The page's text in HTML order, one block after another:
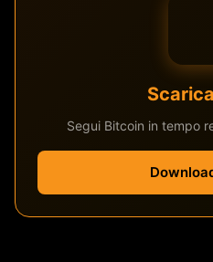
Segui Bitcoin in tempo